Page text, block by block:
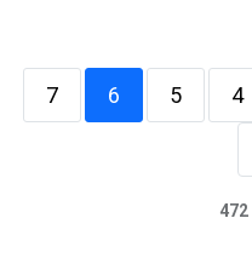
4
5
6
7
472